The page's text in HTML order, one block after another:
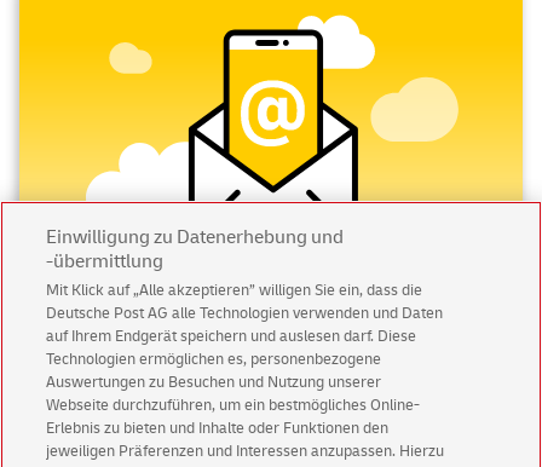
Abonnieren Sie unseren Newsletter
Immer informiert über exklusive Angebote und
Aktionen - jetzt mit Vorteil
Privatkundensichern sich einen5 € Gutschein
Einwilligung zu Datenerhebung und
-übermittlung
Mit Klick auf „Alle akzeptieren” willigen Sie ein, dass die
Deutsche Post AG alle Technologien verwenden und Daten
auf Ihrem Endgerät speichern und auslesen darf. Diese
Technologien ermöglichen es, personenbezogene
Auswertungen zu Besuchen und Nutzung unserer
Webseite durchzuführen, um ein bestmögliches Online-
Erlebnis zu bieten und Inhalte oder Funktionen den
jeweiligen Präferenzen und Interessen anzupassen. Hierzu